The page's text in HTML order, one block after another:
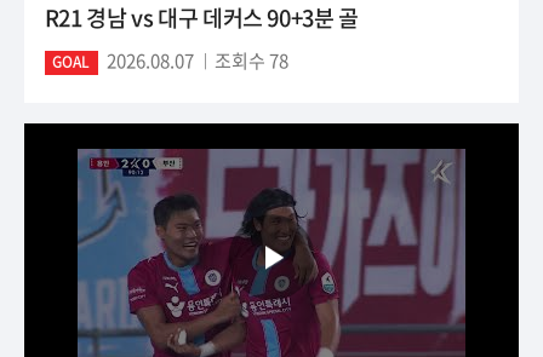
R21 경남 vs 대구 데커스 90+3분 골
GOAL 2026.08.07 조회수 78